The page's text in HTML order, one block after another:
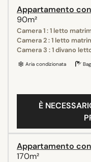
Appartamento
90m²
Camera 1 : 1 letto
Camera 2 : 1 letto
Camera 3 : 1 divano
Aria condizionata
È
Appartamento
170m²